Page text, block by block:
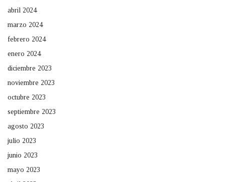
abril 2024
marzo 2024
febrero 2024
enero 2024
diciembre 2023
noviembre 2023
octubre 2023
septiembre 2023
agosto 2023
julio 2023
junio 2023
mayo 2023